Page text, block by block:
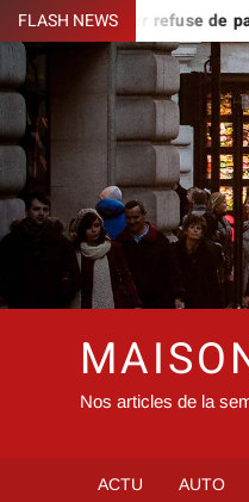
Skip
to
content
FLASH NEWS
le fermier refuse de
Nos articles de la
ACTU AUTO